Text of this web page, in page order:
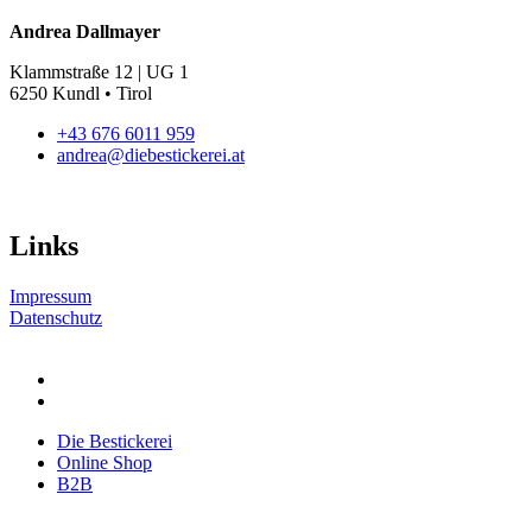
Optionen
auf
der
Produktseite
gewählt
werden
Andrea Dallmayer
Klammstraße 12 | UG 1
6250 Kundl • Tirol
+43 676 6011 959
andrea@diebestickerei.at
Links
Impressum
Datenschutz
Die Bestickerei
Online Shop
B2B